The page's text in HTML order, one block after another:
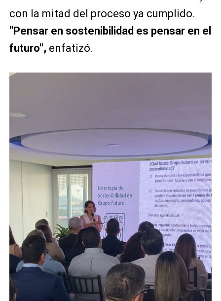
con la mitad del proceso ya cumplido.
"Pensar en sostenibilidad es pensar en el
futuro",enfatizó.